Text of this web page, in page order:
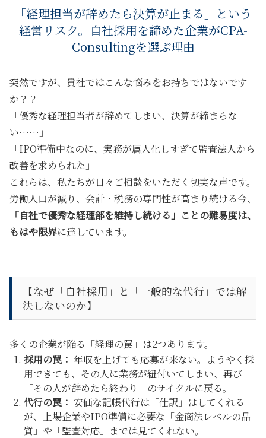
「経理担当が辞めたら決算が止まる」という
経営リスク。自社採用を諦めた企業がCPA-
Consultingを選ぶ理由
突然ですが、貴社ではこんな悩みをお持ちではないです
か？？
「優秀な経理担当者が辞めてしまい、決算が締まらな
い……」
「IPO準備中なのに、実務が属人化しすぎて監査法人から
改善を求められた」
これらは、私たちが日々ご相談をいただく切実な声です。
労働人口が減り、会計・税務の専門性が高まり続ける今、
「自社で優秀な経理部を維持し続ける」ことの難易度は、
もはや限界に達しています。
【なぜ「自社採用」と「一般的な代行」では解
決しないのか】
多くの企業が陥る「経理の罠」は2つあります。
採用の罠： 年収を上げても応募が来ない。ようやく採
用できても、その人に業務が紐付いてしまい、再び
「その人が辞めたら終わり」のサイクルに戻る。
代行の罠： 安価な記帳代行は「仕訳」はしてくれる
が、上場企業やIPO準備に必要な「金商法レベルの品
質」や「監査対応」までは見てくれない。